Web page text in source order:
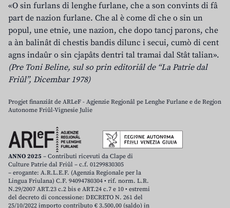
«O sin furlans di lenghe furlane, che a son convints di fâ
part de nazion furlane. Che al è come dî che o sin un
popul, une etnie, une nazion, che dopo tancj parons, che
a àn balinât di chestis bandis dilunc i secui, cumò di cent
agns indaûr o sin cjapâts dentri tal tramai dal Stât talian».
(Pre Toni Beline, sul so prin editoriâl de “La Patrie dal
Friûl”, Dicembar 1978)
Progjet finanziât de ARLeF - Agjenzie Regjonâl pe Lenghe Furlane e de Regjon
Autonome Friûl-Vignesie Julie
ANNO 2025 – Contributi ricevuti da Clape di
Culture Patrie dal Friûl – c.f. 01299830305
– erogante: A.R.L.E.F. (Agenzia Regionale per la
Lingua Friulana) C.F. 94094780304 • rif. norm. L.R.
N.29/2007 ART.23 c.2 bis e ART.24 c.7 e 10 • estremi
del decreto di concessione: DECRETO N. 261 del
25/10/2022 importo contributo € 3.500,00 (saldo) in